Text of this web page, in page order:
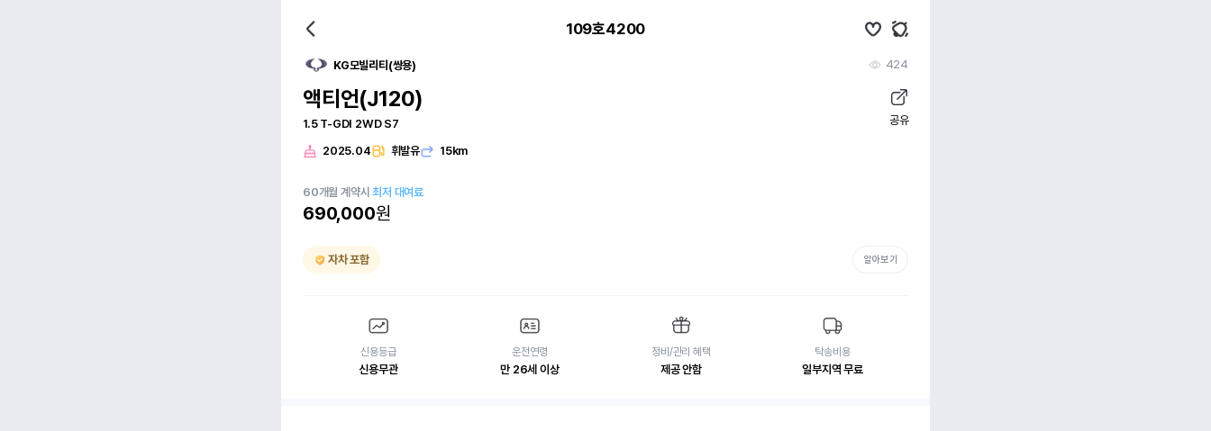
109호4200
KG모빌리티(쌍용) 424
액티언(J120)
1.5 T-GDI 2WD S7 공유
2025.04 휘발유 15km
60개월 계약시최저 대여료
690,000원
자차 포함 알아보기
신용등급
신용무관
운전연령
만 26세 이상
정비/관리 혜택
제공 안함
탁송비용
일부지역 무료